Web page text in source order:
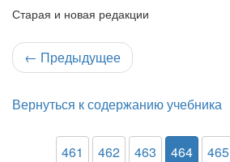
Старая и новая редакции
← Предыдущее
Вернуться к содержанию учебника
461 462 463 464 465